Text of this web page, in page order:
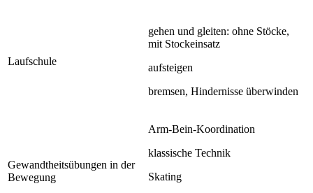
Laufschule
gehen und gleiten: ohne Stöcke,
mit Stockeinsatz
aufsteigen
bremsen, Hindernisse überwinden
Gewandtheitsübungen in der
Bewegung
Arm-Bein-Koordination
klassische Technik
Skating